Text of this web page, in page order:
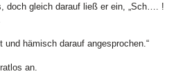
doch gleich darauf ließ er ein, „Sch…. !
und hämisch darauf angesprochen.“
an.